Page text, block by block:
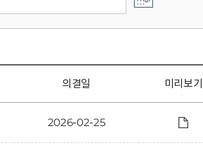
의결일 미리보기
2026-02-25